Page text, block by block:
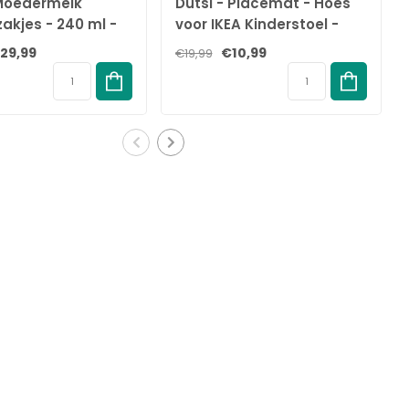
- 240 ml -
– Lekvrije
zakjes met
sluiting – BPA-vrij
- Recyclebaar
voor IKEA Kinderstoel -
Antraciet - Antilop -
Tafelcover
€19,99 €10,99